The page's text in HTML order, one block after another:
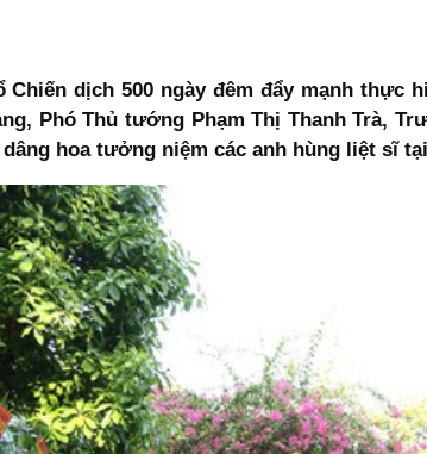
Chiến dịch 500 ngày đêm đẩy mạnh
Phó Thủ tướng Phạm Thị Thanh Trà,
hoa tưởng niệm các anh hùng liệt sĩ